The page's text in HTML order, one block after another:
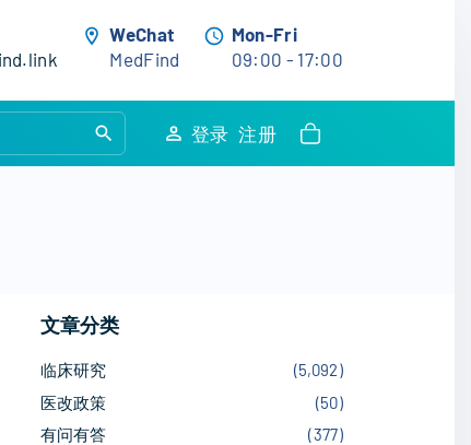
WeChat
MedFind
Mon-Fri
09:00 - 17:00
e
登录 注册
文章分类
临床研究 (5,092)
(50)
医改政策
(377)
有问有答